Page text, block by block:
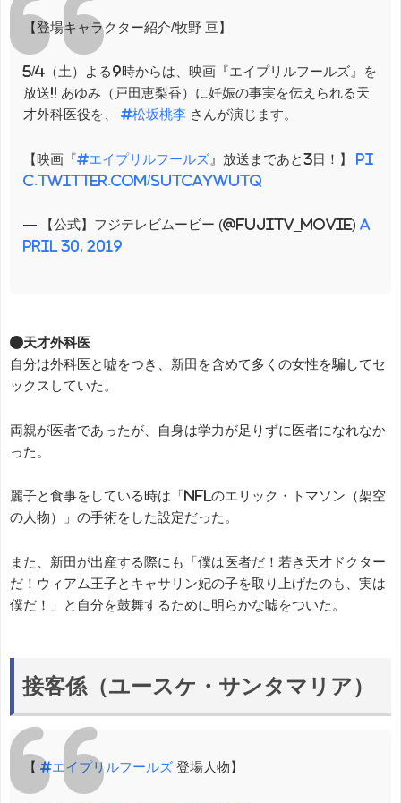
【登場キャラクター紹介/牧野 亘】
5/4（土）よる9時からは、映画『エイプリルフールズ』を
放送!! あゆみ（戸田恵梨香）に妊娠の事実を伝えられる天
才外科医役を、 #松坂桃李 さんが演じます。
【映画『#エイプリルフールズ 』放送まであと3日！】 pi
c.twitter.com/SUtcAyWUtq
— 【公式】フジテレビムービー (@fujitv_movie) A
pril 30, 2019
●天才外科医
自分は外科医と嘘をつき、新田を含めて多くの女性を騙してセ
ックスしていた。
両親が医者であったが、自身は学力が足りずに医者になれなか
った。
麗子と食事をしている時は「NFLのエリック・トマソン（架空
の人物）」の手術をした設定だった。
また、新田が出産する際にも「僕は医者だ！若き天才ドクター
だ！ウィアム王子とキャサリン妃の子を取り上げたのも、実は
僕だ！」と自分を鼓舞するために明らかな嘘をついた。
接客係（ユースケ・サンタマリア）
【 #エイプリルフールズ 登場人物】